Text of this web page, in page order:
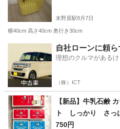
末野原駅8月7日
横40cm 高さ40cm 奥行き30cm
末野原駅 生活雑貨
自社ローンに頼
理想のクルマがある
（株）ICT
【新品】牛乳石鹸
ト しっかり さっ
ディソープ 肌に優
750円